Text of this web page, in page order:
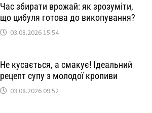
Час збирати врожай: як зрозуміти,
що цибуля готова до викопування?
03.08.2026 15:54
Не кусається, а смакує! Ідеальний
рецепт супу з молодої кропиви
03.08.2026 09:52